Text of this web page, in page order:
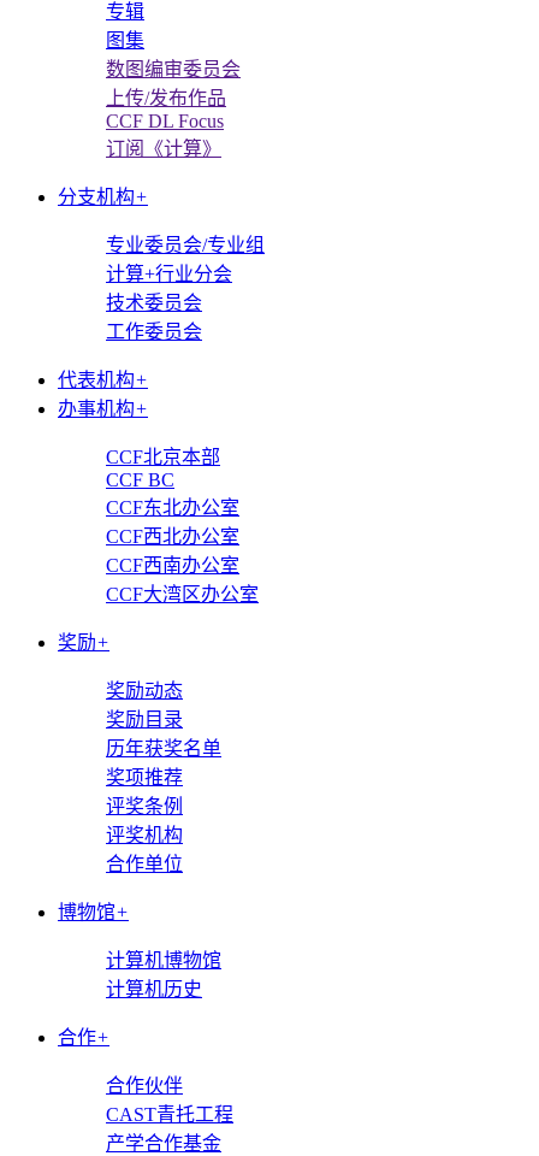
专辑
图集
数图编审委员会
上传/发布作品
CCF DL Focus
订阅《计算》
分支机构+
专业委员会/专业组
计算+行业分会
技术委员会
工作委员会
代表机构+
办事机构+
CCF北京本部
CCF BC
CCF东北办公室
CCF西北办公室
CCF西南办公室
CCF大湾区办公室
奖励+
奖励动态
奖励目录
历年获奖名单
奖项推荐
评奖条例
评奖机构
合作单位
博物馆+
计算机博物馆
计算机历史
合作+
合作伙伴
CAST青托工程
产学合作基金